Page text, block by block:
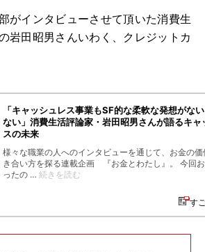
がインタビューさせて頂いた消費生
岩田昭男さんいわく、クレジットカ